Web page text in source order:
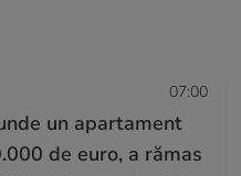
07:00
un apartament
de euro, a rămas